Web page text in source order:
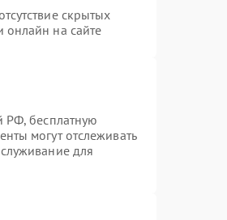
скрытых
онлайн на сайте
РФ, бесплатную
могут отслеживать
для